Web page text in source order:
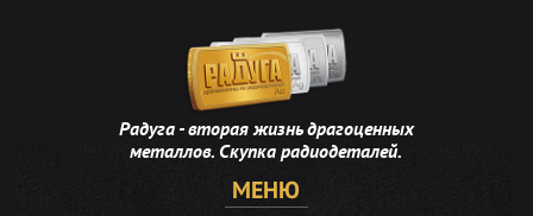
Радуга - вторая жизнь драгоценных
металлов. Скупка радиодеталей.
МЕНЮ